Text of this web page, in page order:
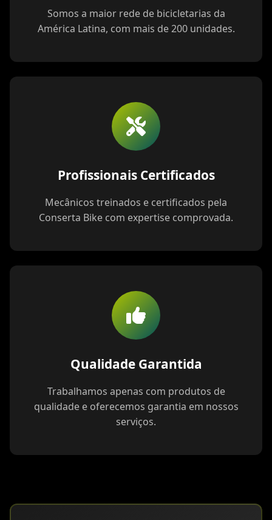
Somos a maior rede de bicicletarias da
América Latina, com mais de 200 unidades.
Profissionais Certificados
Mecânicos treinados e certificados pela
Conserta Bike com expertise comprovada.
Qualidade Garantida
Trabalhamos apenas com produtos de
qualidade e oferecemos garantia em nossos
serviços.